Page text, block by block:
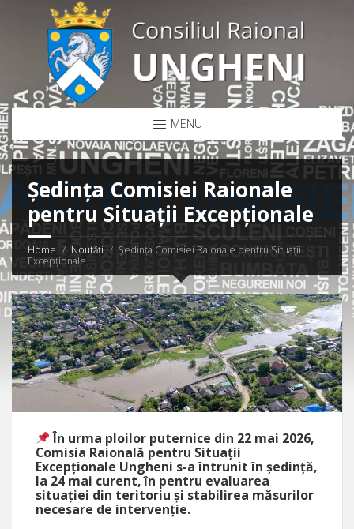
MENU
Ședința Comisiei Raionale
pentru Situații Excepționale
Home Noutăți
Ședința Comisiei Raionale pentru Situații
Excepționale
În urma ploilor puternice din 22 mai 2026,
Comisia Raională pentru Situații
Excepționale Ungheni s-a întrunit în ședință,
la 24 mai curent, în pentru evaluarea
situației din teritoriu și stabilirea măsurilor
necesare de intervenție.